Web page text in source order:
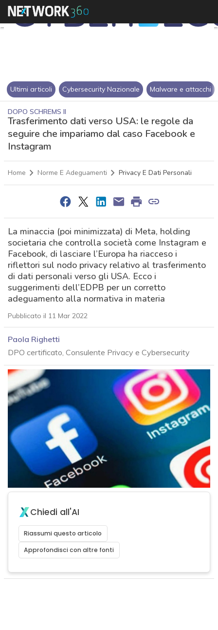
Ultimi articoli Cybersecurity Nazionale Malware e attacchi
DOPO SCHREMS II
Trasferimento dati verso USA: le regole da
seguire che impariamo dal caso Facebook e
Instagram
Home Norme E Adeguamenti Privacy E Dati Personali
La minaccia (poi minimizzata) di Meta, holding
societaria che controlla società come Instagram e
Facebook, di lasciare l’Europa ha riacceso i
riflettori sul nodo privacy relativo al trasferimento
di dati personali verso gli USA. Ecco i
suggerimenti dell’EDPB per un corretto
adeguamento alla normativa in materia
Pubblicato il 11 Mar 2022
Paola Righetti
DPO certificato, Consulente Privacy e Cybersecurity
Chiedi all'AI
Riassumi questo articolo
Approfondisci con altre fonti